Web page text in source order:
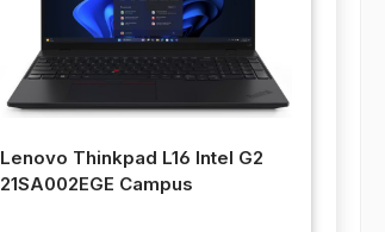
Lenovo Thinkpad L16 Intel G2
21SA002EGE Campus